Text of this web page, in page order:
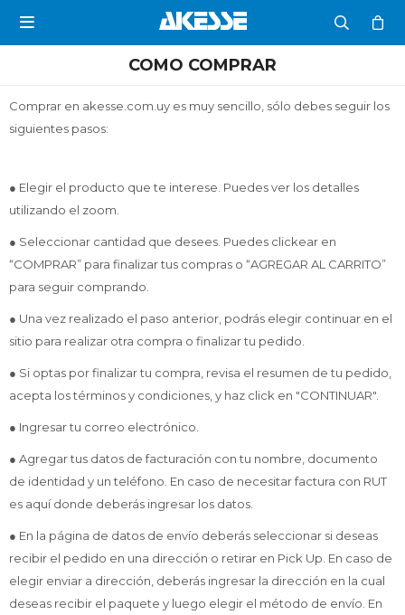

COMO COMPRAR
Comprar en akesse.com.uy es muy sencillo, sólo debes seguir los
siguientes pasos:
● Elegir el producto que te interese. Puedes ver los detalles
utilizando el zoom.
● Seleccionar cantidad que desees. Puedes clickear en
“COMPRAR” para finalizar tus compras o “AGREGAR AL CARRITO”
para seguir comprando.
● Una vez realizado el paso anterior, podrás elegir continuar en el
sitio para realizar otra compra o finalizar tu pedido.
● Si optas por finalizar tu compra, revisa el resumen de tu pedido,
acepta los términos y condiciones, y haz click en "CONTINUAR".
● Ingresar tu correo electrónico.
● Agregar tus datos de facturación con tu nombre, documento
de identidad y un teléfono. En caso de necesitar factura con RUT
es aquí donde deberás ingresar los datos.
● En la página de datos de envío deberás seleccionar si deseas
recibir el pedido en una dirección o retirar en Pick Up. En caso de
elegir enviar a dirección, deberás ingresar la dirección en la cual
deseas recibir el paquete y luego elegir el método de envío. En